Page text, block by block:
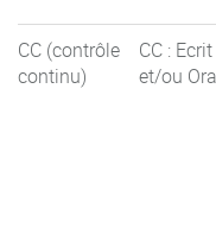
CC (contrôle
continu)
CC : Ecrit
et/ou